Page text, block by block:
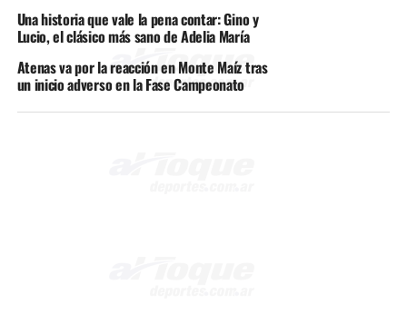
Una historia que vale la pena contar: Gino y
Lucio, el clásico más sano de Adelia María
Atenas va por la reacción en Monte Maíz tras
un inicio adverso en la Fase Campeonato